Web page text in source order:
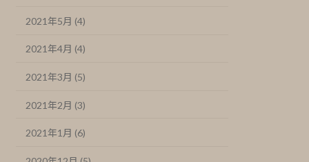
2021年5月 (4)
2021年4月 (4)
2021年3月 (5)
2021年2月 (3)
2021年1月 (6)